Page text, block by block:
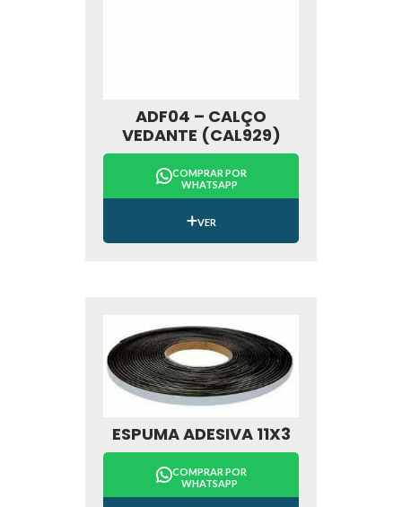
ADF04 – CALÇO
VEDANTE (CAL929)
COMPRAR POR
WHATSAPP
VER
ESPUMA ADESIVA 11X3
COMPRAR POR
WHATSAPP